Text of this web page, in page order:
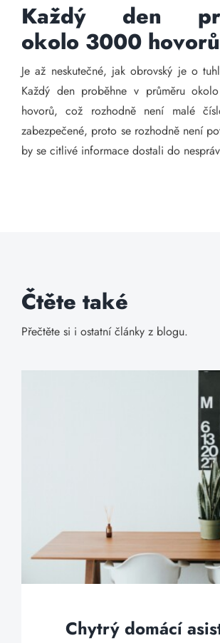
Každý den
okolo 3000 hovorů
Je až neskutečné, jak obrovský je o
Každý den proběhne v průměru
hovorů, což rozhodně není malé
zabezpečené, proto se rozhodně není
by se citlivé informace dostali do
Čtěte také
Přečtěte si i ostatní články z blogu.
Chytrý domácí